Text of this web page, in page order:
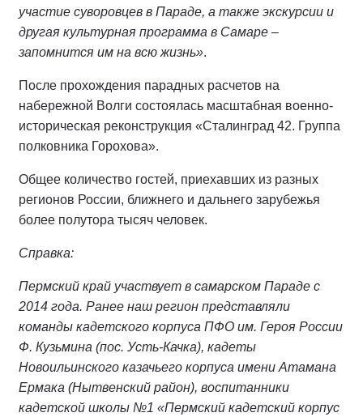
участие суворовцев в Параде, а также экскурсии и
другая культурная программа в Самаре –
запомнится им на всю жизнь».
После прохождения парадных расчетов на
набережной Волги состоялась масштабная военно-
историческая реконструкция «Сталинград 42. Группа
полковника Горохова».
Общее количество гостей, приехавших из разных
регионов России, ближнего и дальнего зарубежья
более полутора тысяч человек.
Справка:
Пермский край участвует в самарском Параде с
2014 года. Ранее наш регион представляли
команды кадетского корпуса ПФО им. Героя России
Ф. Кузьмина (пос. Усть-Качка), кадеты
Новоильинского казачьего корпуса имени Атамана
Ермака (Нытвенский район), воспитанники
кадетской школы №1 «Пермский кадетский корпус